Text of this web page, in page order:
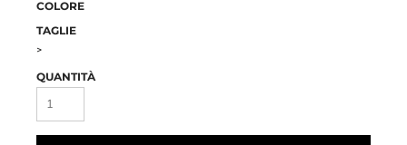
COLORE
TAGLIE
>
QUANTITÀ